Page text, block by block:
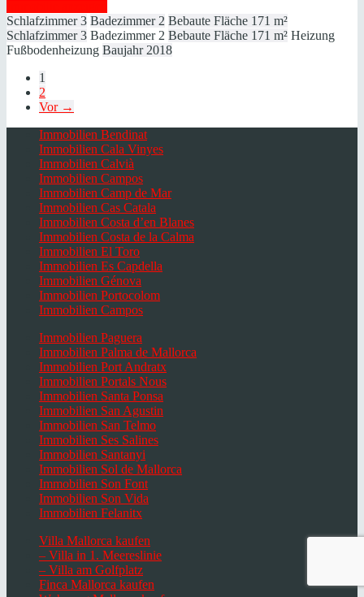
Schlafzimmer 3 Badezimmer 2 Bebaute Fläche 171 m²
Schlafzimmer 3 Badezimmer 2 Bebaute Fläche 171 m² Heizung
Fußbodenheizung Baujahr 2018
1
2
Vor →
Immobilien Bendinat
Immobilien Cala Vinyes
Immobilien Calvià
Immobilien Campos
Immobilien Camp de Mar
Immobilien Cas Catala
Immobilien Costa d’en Blanes
Immobilien Costa de la Calma
Immobilien El Toro
Immobilien Es Capdella
Immobilien Génova
Immobilien Portocolom
Immobilien Campos
Immobilien Paguera
Immobilien Palma de Mallorca
Immobilien Port Andratx
Immobilien Portals Nous
Immobilien Santa Ponsa
Immobilien San Agustin
Immobilien San Telmo
Immobilien Ses Salines
Immobilien Santanyi
Immobilien Sol de Mallorca
Immobilien Son Font
Immobilien Son Vida
Immobilien Felanitx
Villa Mallorca kaufen
– Villa in 1. Meereslinie
– Villa am Golfplatz
Finca Mallorca kaufen